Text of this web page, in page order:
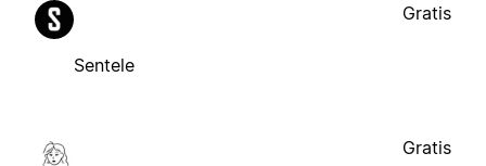
Sentele
Gratis
Gratis